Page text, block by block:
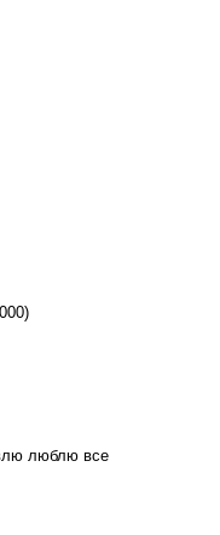
люблю все